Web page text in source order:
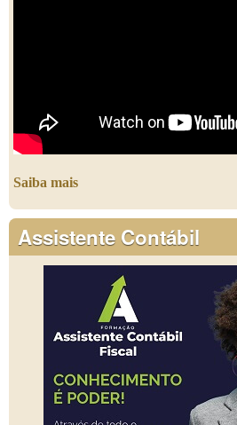
Saiba mais
Assistente Contábil